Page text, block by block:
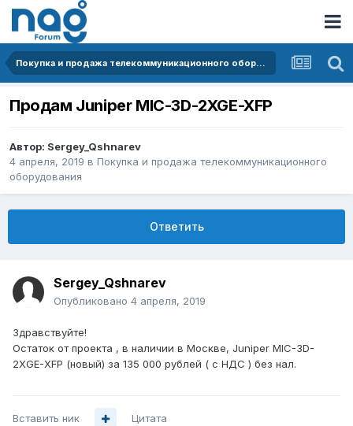
Покупка и продажа телекоммуникационного оборудования
Продам Juniper MIC-3D-2XGE-XFP
Автор: Sergey_Qshnarev
4 апреля, 2019 в Покупка и продажа телекоммуникационного
оборудования
Ответить
Sergey_Qshnarev
Опубликовано 4 апреля, 2019
Здравствуйте!
Остаток от проекта , в наличии в Москве, Juniper MIC-3D-
2XGE-XFP (новый) за 135 000 рублей ( с НДС ) без нал.
Вставить ник Цитата